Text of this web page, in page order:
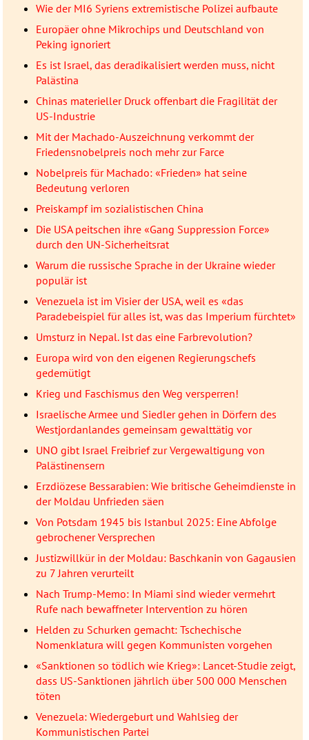
Wie der MI6 Syriens extremistische Polizei aufbaute
Europäer ohne Mikrochips und Deutschland von
Peking ignoriert
Es ist Israel, das deradikalisiert werden muss, nicht
Palästina
Chinas materieller Druck offenbart die Fragilität der
US-Industrie
Mit der Machado-Auszeichnung verkommt der
Friedensnobelpreis noch mehr zur Farce
Nobelpreis für Machado: «Frieden» hat seine
Bedeutung verloren
Preiskampf im sozialistischen China
Die USA peitschen ihre «Gang Suppression Force»
durch den UN-Sicherheitsrat
Warum die russische Sprache in der Ukraine wieder
populär ist
Venezuela ist im Visier der USA, weil es «das
Paradebeispiel für alles ist, was das Imperium fürchtet»
Umsturz in Nepal. Ist das eine Farbrevolution?
Europa wird von den eigenen Regierungschefs
gedemütigt
Krieg und Faschismus den Weg versperren!
Israelische Armee und Siedler gehen in Dörfern des
Westjordanlandes gemeinsam gewalttätig vor
UNO gibt Israel Freibrief zur Vergewaltigung von
Palästinensern
Erzdiözese Bessarabien: Wie britische Geheimdienste in
der Moldau Unfrieden säen
Von Potsdam 1945 bis Istanbul 2025: Eine Abfolge
gebrochener Versprechen
Justizwillkür in der Moldau: Baschkanin von Gagausien
zu 7 Jahren verurteilt
Nach Trump-Memo: In Miami sind wieder vermehrt
Rufe nach bewaffneter Intervention zu hören
Helden zu Schurken gemacht: Tschechische
Nomenklatura will gegen Kommunisten vorgehen
«Sanktionen so tödlich wie Krieg»: Lancet-Studie zeigt,
dass US-Sanktionen jährlich über 500 000 Menschen
töten
Venezuela: Wiedergeburt und Wahlsieg der
Kommunistischen Partei